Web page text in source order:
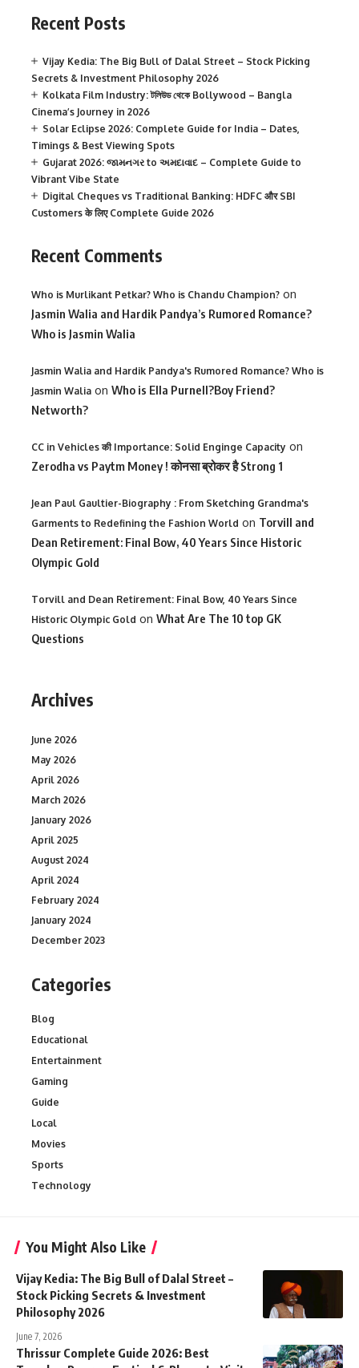
Recent Posts
Vijay Kedia: The Big Bull of Dalal Street – Stock Picking
Secrets & Investment Philosophy 2026
Kolkata Film Industry: টলিউড থেকে Bollywood – Bangla
Cinema’s Journey in 2026
Solar Eclipse 2026: Complete Guide for India – Dates,
Timings & Best Viewing Spots
Gujarat 2026: જામનગર to અમદાવાદ – Complete Guide to
Vibrant Vibe State
Digital Cheques vs Traditional Banking: HDFC और SBI
Customers के लिए Complete Guide 2026
Recent Comments
Who is Murlikant Petkar? Who is Chandu Champion? on
Jasmin Walia and Hardik Pandya’s Rumored Romance?
Who is Jasmin Walia
Jasmin Walia and Hardik Pandya's Rumored Romance? Who is
Jasmin Walia on Who is Ella Purnell?Boy Friend?
Networth?
CC in Vehicles की Importance: Solid Enginge Capacity on
Zerodha vs Paytm Money ! कोनसा ब्रोकर है Strong 1
Jean Paul Gaultier-Biography : From Sketching Grandma's
Garments to Redefining the Fashion World on Torvill and
Dean Retirement: Final Bow, 40 Years Since Historic
Olympic Gold
Torvill and Dean Retirement: Final Bow, 40 Years Since
Historic Olympic Gold on What Are The 10 top GK
Questions
Archives
June 2026
May 2026
April 2026
March 2026
January 2026
April 2025
August 2024
April 2024
February 2024
January 2024
December 2023
Categories
Blog
Educational
Entertainment
Gaming
Guide
Local
Movies
Sports
Technology
You Might Also Like
Vijay Kedia: The Big Bull of Dalal Street –
Stock Picking Secrets & Investment
Philosophy 2026
June 7, 2026
Thrissur Complete Guide 2026: Best